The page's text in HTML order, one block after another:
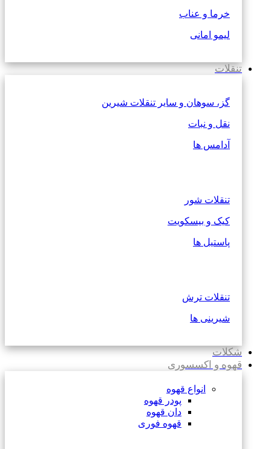
خرما و عناب
لیمو امانی
تنقلات
گز، سوهان و سایر تنقلات شیرین
نقل و نبات
آدامس ها
تنقلات شور
کیک و بیسکویت
پاستیل ها
تنقلات ترش
شیرینی ها
شکلات
قهوه و اکسسوری
انواع قهوه
پودر قهوه
دان قهوه
قهوه فوری